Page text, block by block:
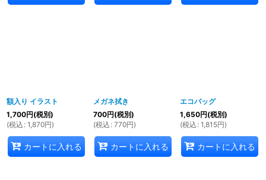
額入り イラスト
1,700円(税別)
(税込 : 1,870円)
カートに入れる
メガネ拭き
700円(税別)
(税込 : 770円)
カートに入れる
エコバッグ
1,650円(税別)
(税込 : 1,815円)
カートに入れる